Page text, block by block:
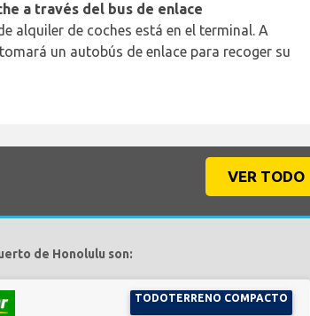
a través del bus de enlace
alquiler de coches está en el terminal. A
un autobús de enlace para recoger su
VER TODO
de Honolulu son:
TODOTERRENO COMPACTO